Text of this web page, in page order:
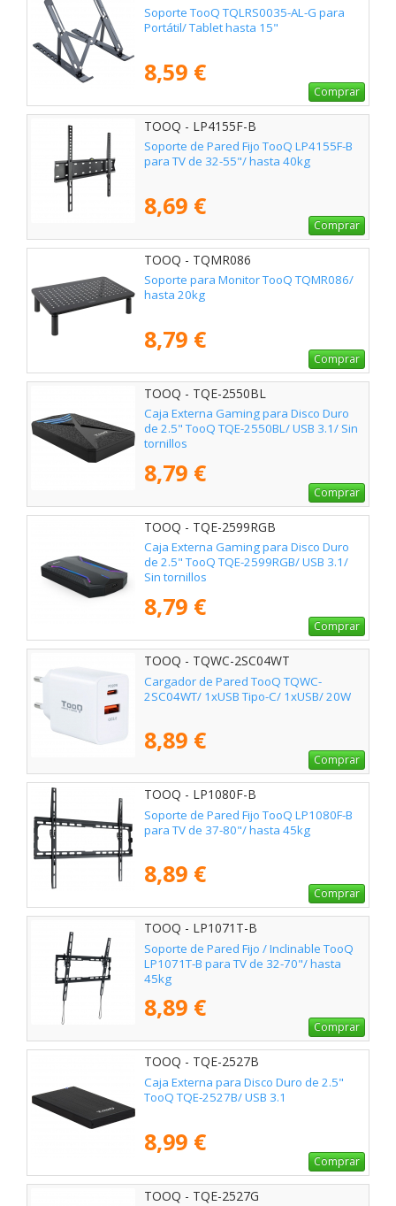
Soporte TooQ TQLRS0035-AL-G para
Portátil/ Tablet hasta 15"
8,59 €
Comprar
TOOQ - LP4155F-B
Soporte de Pared Fijo TooQ LP4155F-B
para TV de 32-55"/ hasta 40kg
8,69 €
Comprar
TOOQ - TQMR086
Soporte para Monitor TooQ TQMR086/
hasta 20kg
8,79 €
Comprar
TOOQ - TQE-2550BL
Caja Externa Gaming para Disco Duro
de 2.5" TooQ TQE-2550BL/ USB 3.1/ Sin
tornillos
8,79 €
Comprar
TOOQ - TQE-2599RGB
Caja Externa Gaming para Disco Duro
de 2.5" TooQ TQE-2599RGB/ USB 3.1/
Sin tornillos
8,79 €
Comprar
TOOQ - TQWC-2SC04WT
Cargador de Pared TooQ TQWC-
2SC04WT/ 1xUSB Tipo-C/ 1xUSB/ 20W
8,89 €
Comprar
TOOQ - LP1080F-B
Soporte de Pared Fijo TooQ LP1080F-B
para TV de 37-80"/ hasta 45kg
8,89 €
Comprar
TOOQ - LP1071T-B
Soporte de Pared Fijo / Inclinable TooQ
LP1071T-B para TV de 32-70"/ hasta
45kg
8,89 €
Comprar
TOOQ - TQE-2527B
Caja Externa para Disco Duro de 2.5"
TooQ TQE-2527B/ USB 3.1
8,99 €
Comprar
TOOQ - TQE-2527G